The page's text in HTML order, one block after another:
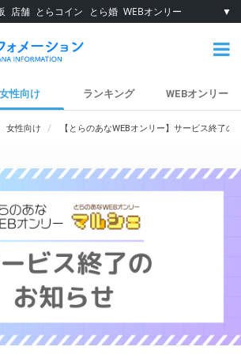
店舗 とらコイン とら婚 WEBオンリー ▼
女性向け ランキング WEBオンリー
女性向け 【とらのあなWEBオンリー】サービス終了の